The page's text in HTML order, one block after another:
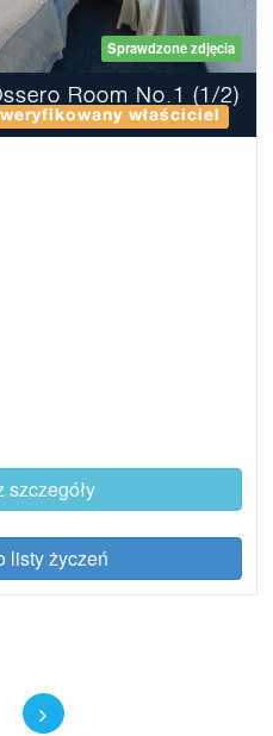
Sprawdzone zdjęcia
Room No.1 (1/2)
właściciel
szczegóły
listy życzeń